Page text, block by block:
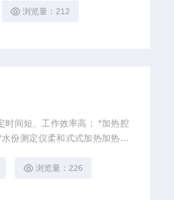
浏览量：212
浏览量：226